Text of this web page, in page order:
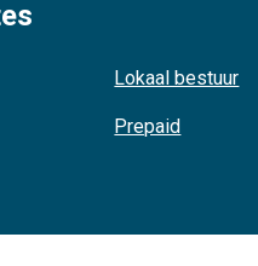
Lokaal bestuur
Prepaid